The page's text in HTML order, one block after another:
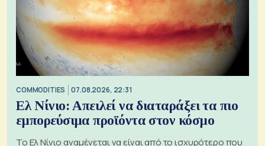
COMMODITIES 07.08.2026, 22:31
Ελ Νίνιο: Απειλεί να διαταράξει τα πιο
εμπορεύσιμα προϊόντα στον κόσμο
Το Ελ Νίνιο αναμένεται να είναι από το ισχυρότερο που